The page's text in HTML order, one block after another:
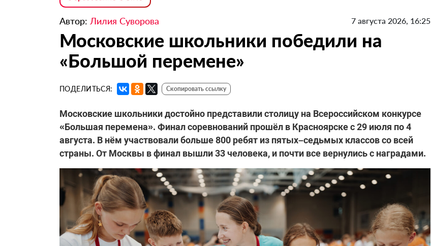
Автор: Лилия Суворова 7 августа 2026, 16:25
Московские школьники победили на
«Большой перемене»
ПОДЕЛИТЬСЯ: Скопировать ссылку
Московские школьники достойно представили столицу на Всероссийском конкурсе
«Большая перемена». Финал соревнований прошёл в Красноярске с 29 июля по 4
августа. В нём участвовали больше 800 ребят из пятых–седьмых классов со всей
страны. От Москвы в финал вышли 33 человека, и почти все вернулись с наградами.